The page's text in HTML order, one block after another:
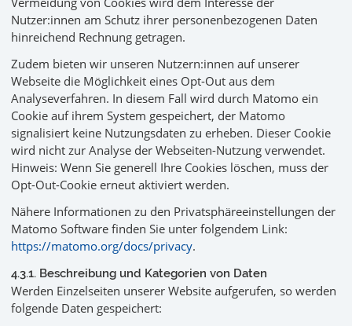
Nutzer:innen am Schutz ihrer personenbezogenen Daten
hinreichend Rechnung getragen.
Zudem bieten wir unseren Nutzern:innen auf unserer
Webseite die Möglichkeit eines Opt-Out aus dem
Analyseverfahren. In diesem Fall wird durch Matomo ein
Cookie auf ihrem System gespeichert, der Matomo
signalisiert keine Nutzungsdaten zu erheben. Dieser Cookie
wird nicht zur Analyse der Webseiten-Nutzung verwendet.
Hinweis: Wenn Sie generell Ihre Cookies löschen, muss der
Opt-Out-Cookie erneut aktiviert werden.
Nähere Informationen zu den Privatsphäreeinstellungen der
Matomo Software finden Sie unter folgendem Link:
https://matomo.org/docs/privacy.
4.3.1. Beschreibung und Kategorien von Daten
Werden Einzelseiten unserer Website aufgerufen, so werden
folgende Daten gespeichert: